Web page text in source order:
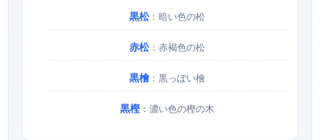
黒松：暗い色の松
赤松：赤褐色の松
黒檜 ：黒っぽい檜
黒樫：濃い色の樫の木